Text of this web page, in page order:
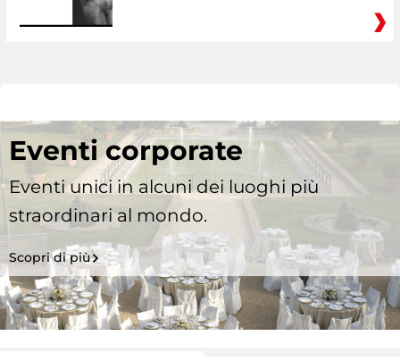
Eventi corporate
Eventi unici in alcuni dei luoghi più
straordinari al mondo.
Scopri di più